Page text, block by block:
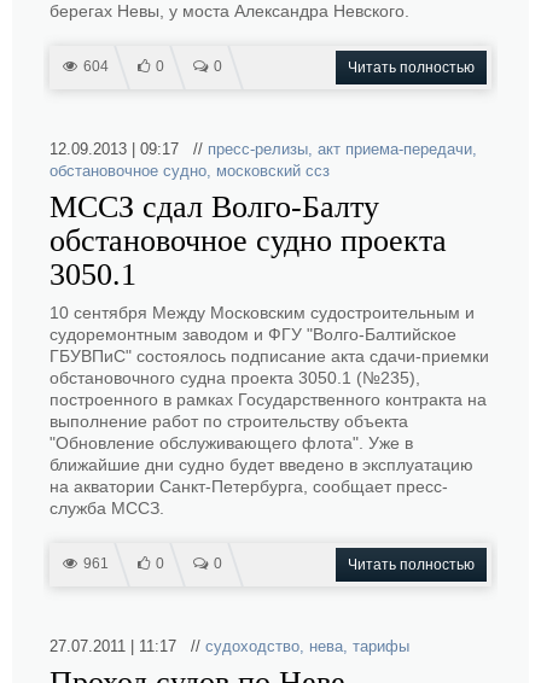
берегах Невы, у моста Александра Невского.
604 0 0 Читать полностью
12.09.2013 | 09:17 // пресс-релизы, акт приема-передачи,
обстановочное судно, московский ссз
МССЗ сдал Волго-Балту
обстановочное судно проекта
3050.1
10 сентября Между Московским судостроительным и
судоремонтным заводом и ФГУ "Волго-Балтийское
ГБУВПиС" состоялось подписание акта сдачи-приемки
обстановочного судна проекта 3050.1 (№235),
построенного в рамках Государственного контракта на
выполнение работ по строительству объекта
"Обновление обслуживающего флота". Уже в
ближайшие дни судно будет введено в эксплуатацию
на акватории Санкт-Петербурга, сообщает пресс-
служба МССЗ.
961 0 0 Читать полностью
27.07.2011 | 11:17 // судоходство, нева, тарифы